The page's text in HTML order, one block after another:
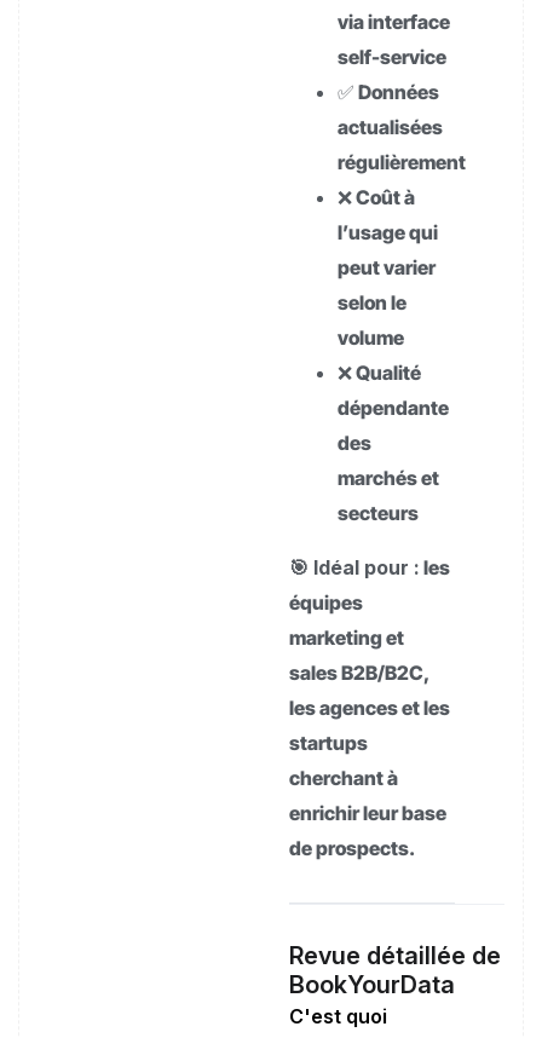
via interface
self-service
✅ Données
actualisées
régulièrement
❌ Coût à
l’usage qui
peut varier
selon le
volume
❌ Qualité
dépendante
des
marchés et
secteurs
🎯 Idéal pour : les
équipes
marketing et
sales B2B/B2C,
les agences et les
startups
cherchant à
enrichir leur base
de prospects.
Revue détaillée de
BookYourData
C'est quoi